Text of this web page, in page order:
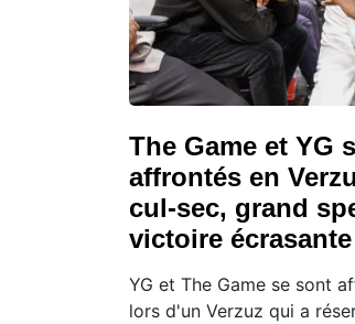
The Game et YG
affrontés en
cul-sec, grand
victoire écrasante
YG et The Game se sont
lors d'un Verzuz qui a